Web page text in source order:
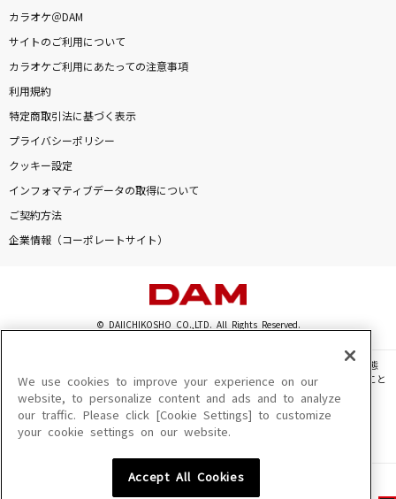
カラオケ＠DAM
サイトのご利用について
カラオケご利用にあたっての注意事項
利用規約
特定商取引法に基づく表示
プライバシーポリシー
クッキー設定
インフォマティブデータの取得について
ご契約方法
企業情報（コーポレートサイト）
© DAIICHIKOSHO CO.,LTD. All Rights Reserved.
このサイトに掲載されている一切の文章・画像・写真・動画・音声等を、手段や形態
を問わず、著作権法の定める範囲を超えて無断で複製、転載、ファイル化などすること
を禁じます。
楽曲及びコンテンツは、機種によりご利用いただけない場合があります。
楽曲及びコンテンツの配信日、配信内容が変更になる場合があります。
We use cookies to improve your experience on our
website, to personalize content and ads and to analyze
our traffic. Please click [Cookie Settings] to customize
your cookie settings on our website.
Accept All Cookies